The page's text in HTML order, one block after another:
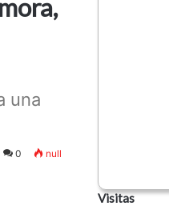
una
0 null
Visitas